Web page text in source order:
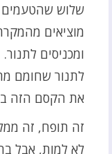
שלוש שהטעמים
מוציאים
ומכניסים לתנור.
את הקסם הזה
זה תופח, זה
לא למות, אבל